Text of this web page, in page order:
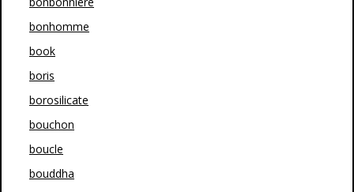
bonhomme
book
boris
borosilicate
bouchon
boucle
bouddha